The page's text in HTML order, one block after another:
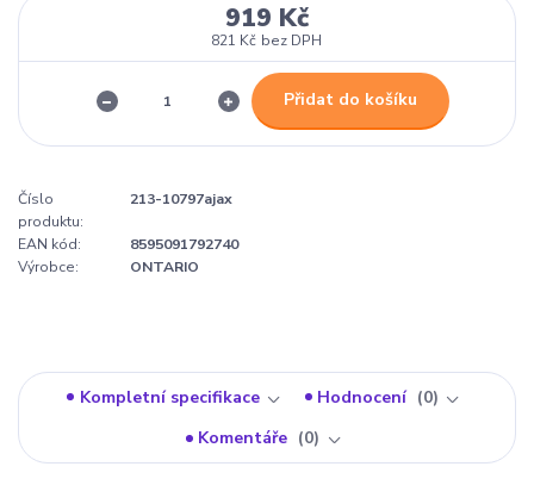
919 Kč
821 Kč bez DPH
Přidat do košíku
Číslo
produktu:
213-10797ajax
EAN kód:
8595091792740
Výrobce:
ONTARIO
Kompletní specifikace Hodnocení
0
Komentáře
0